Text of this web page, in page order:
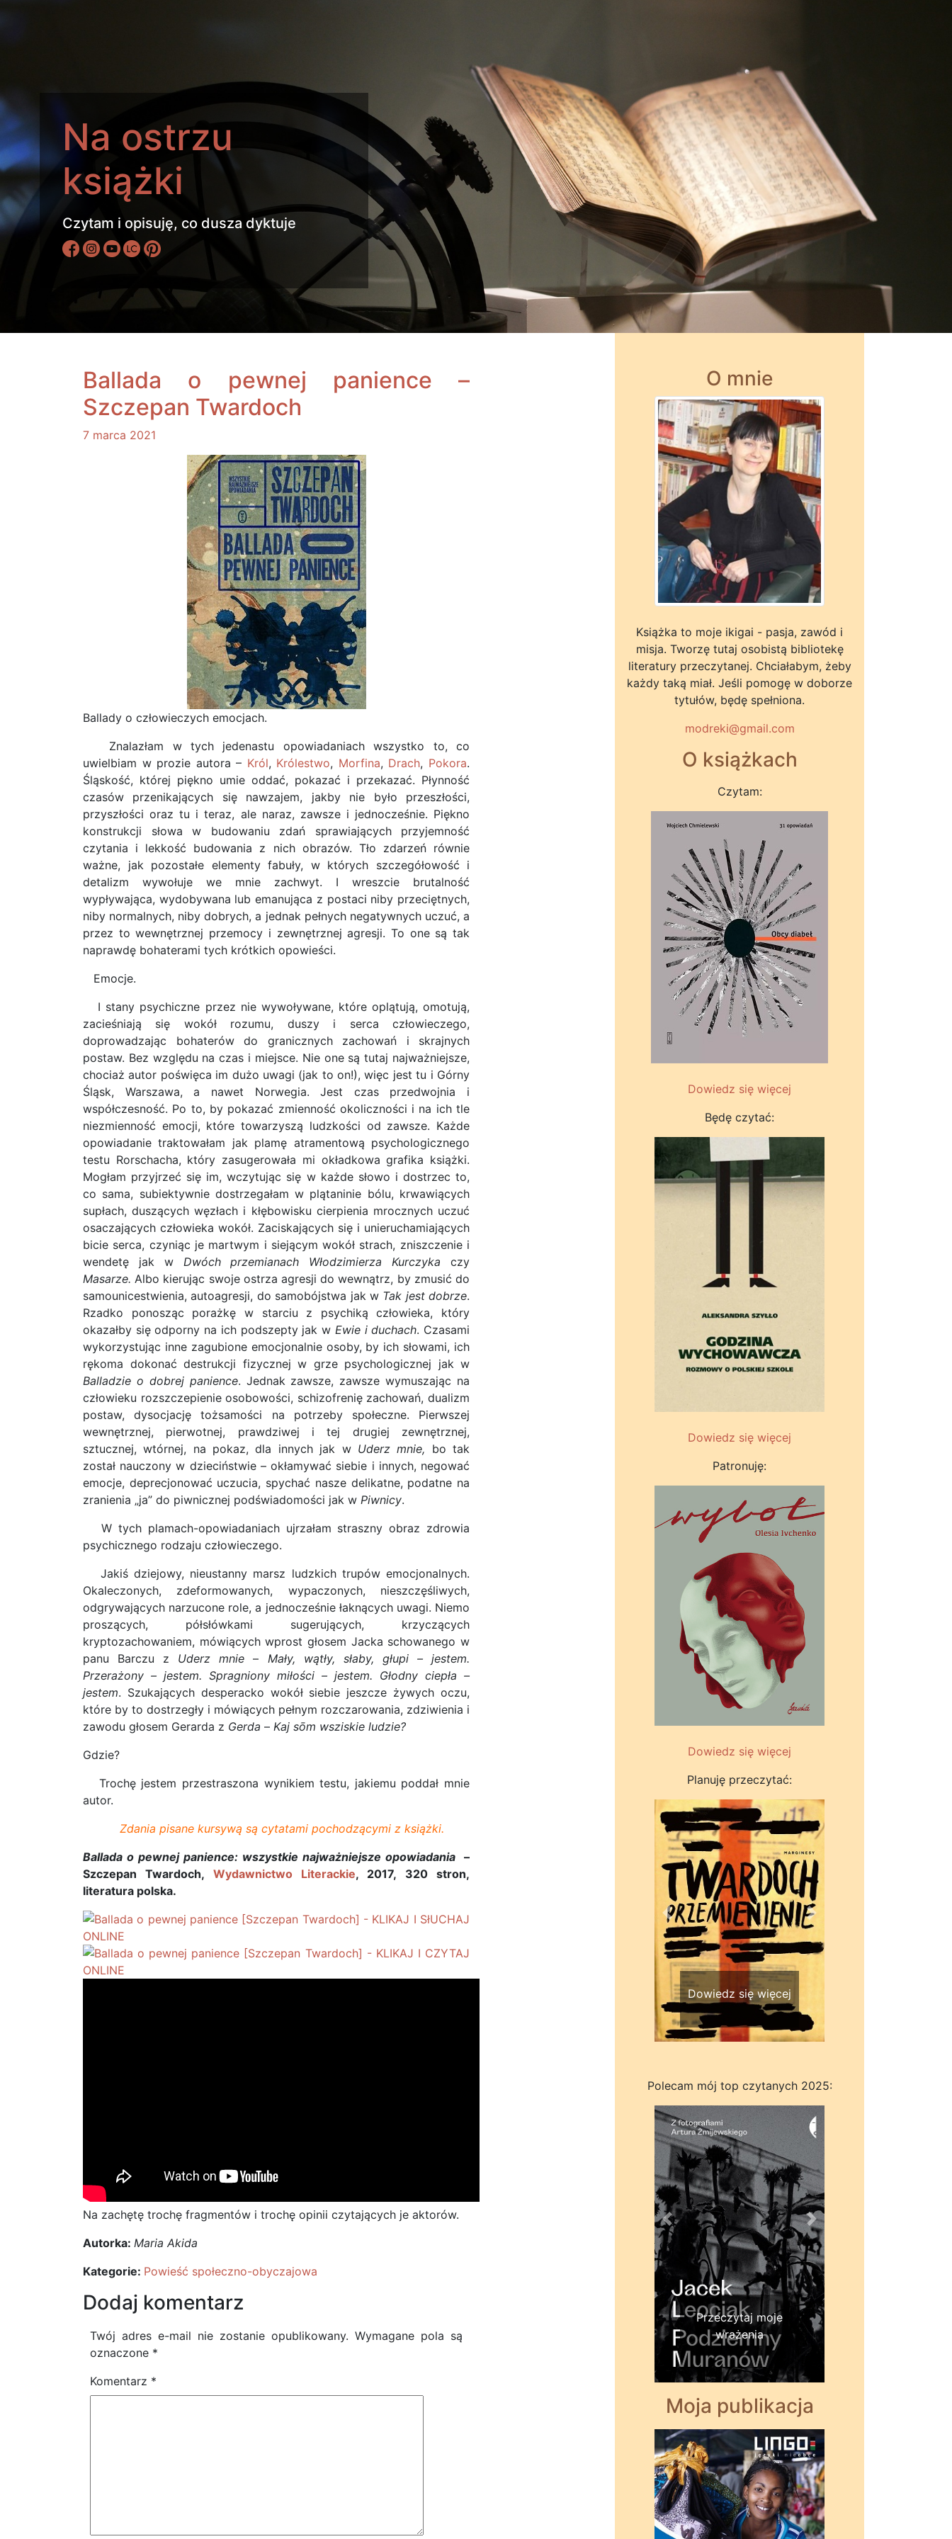
Na ostrzu
książki
Czytam i opisuję, co dusza dyktuje
Ballada o pewnej panience –
Szczepan Twardoch
7 marca 2021
Ballady o człowieczych emocjach.
Znalazłam w tych jedenastu opowiadaniach wszystko to, co
uwielbiam w prozie autora – Król, Królestwo, Morfina, Drach, Pokora.
Śląskość, której piękno umie oddać, pokazać i przekazać. Płynność
czasów przenikających się nawzajem, jakby nie było przeszłości,
przyszłości oraz tu i teraz, ale naraz, zawsze i jednocześnie. Piękno
konstrukcji słowa w budowaniu zdań sprawiających przyjemność
czytania i lekkość budowania z nich obrazów. Tło zdarzeń równie
ważne, jak pozostałe elementy fabuły, w których szczegółowość i
detalizm wywołuje we mnie zachwyt. I wreszcie brutalność
wypływająca, wydobywana lub emanująca z postaci niby przeciętnych,
niby normalnych, niby dobrych, a jednak pełnych negatywnych uczuć, a
przez to wewnętrznej przemocy i zewnętrznej agresji. To one są tak
naprawdę bohaterami tych krótkich opowieści.
Emocje.
I stany psychiczne przez nie wywoływane, które oplątują, omotują,
zacieśniają się wokół rozumu, duszy i serca człowieczego,
doprowadzając bohaterów do granicznych zachowań i skrajnych
postaw. Bez względu na czas i miejsce. Nie one są tutaj najważniejsze,
chociaż autor poświęca im dużo uwagi (jak to on!), więc jest tu i Górny
Śląsk, Warszawa, a nawet Norwegia. Jest czas przedwojnia i
współczesność. Po to, by pokazać zmienność okoliczności i na ich tle
niezmienność emocji, które towarzyszą ludzkości od zawsze. Każde
opowiadanie traktowałam jak plamę atramentową psychologicznego
testu Rorschacha, który zasugerowała mi okładkowa grafika książki.
Mogłam przyjrzeć się im, wczytując się w każde słowo i dostrzec to,
co sama, subiektywnie dostrzegałam w plątaninie bólu, krwawiących
supłach, duszących węzłach i kłębowisku cierpienia mrocznych uczuć
osaczających człowieka wokół. Zaciskających się i unieruchamiających
bicie serca, czyniąc je martwym i siejącym wokół strach, zniszczenie i
wendetę jak w Dwóch przemianach Włodzimierza Kurczyka czy
Masarze.Albo kierując swoje ostrza agresji do wewnątrz, by zmusić do
samounicestwienia, autoagresji, do samobójstwa jak w Tak jest dobrze.
Rzadko ponosząc porażkę w starciu z psychiką człowieka, który
okazałby się odporny na ich podszepty jak w Ewie i duchach. Czasami
wykorzystując inne zagubione emocjonalnie osoby, by ich słowami, ich
rękoma dokonać destrukcji fizycznej w grze psychologicznej jak w
Balladzie o dobrej panience. Jednak zawsze, zawsze wymuszając na
człowieku rozszczepienie osobowości, schizofrenię zachowań, dualizm
postaw, dysocjację tożsamości na potrzeby społeczne. Pierwszej
wewnętrznej, pierwotnej, prawdziwej i tej drugiej zewnętrznej,
sztucznej, wtórnej, na pokaz, dla innych jak w Uderz mnie, bo tak
został nauczony w dzieciństwie – okłamywać siebie i innych, negować
emocje, deprecjonować uczucia, spychać nasze delikatne, podatne na
zranienia „ja” do piwnicznej podświadomości jak w Piwnicy.
W tych plamach-opowiadaniach ujrzałam straszny obraz zdrowia
psychicznego rodzaju człowieczego.
Jakiś dziejowy, nieustanny marsz ludzkich trupów emocjonalnych.
Okaleczonych, zdeformowanych, wypaczonych, nieszczęśliwych,
odgrywających narzucone role, a jednocześnie łaknących uwagi. Niemo
proszących, półsłówkami sugerujących, krzyczących
kryptozachowaniem, mówiących wprost głosem Jacka schowanego w
panu Barczu z Uderz mnie – Mały, wątły, słaby, głupi – jestem.
Przerażony – jestem. Spragniony miłości – jestem. Głodny ciepła –
jestem. Szukających desperacko wokół siebie jeszcze żywych oczu,
które by to dostrzegły i mówiących pełnym rozczarowania, zdziwienia i
zawodu głosem Gerarda z Gerda – Kaj sōm wsziskie ludzie?
Gdzie?
Trochę jestem przestraszona wynikiem testu, jakiemu poddał mnie
autor.
Zdania pisane kursywą są cytatami pochodzącymi z książki.
Ballada o pewnej panience: wszystkie najważniejsze opowiadania –
Szczepan Twardoch, Wydawnictwo Literackie, 2017, 320 stron,
literatura polska.
Na zachętę trochę fragmentów i trochę opinii czytających je aktorów.
Autorka: Maria Akida
Kategorie: Powieść społeczno-obyczajowa
Dodaj komentarz
Twój adres e-mail nie zostanie opublikowany. Wymagane pola są
oznaczone *
Komentarz *
O mnie
Książka to moje ikigai - pasja, zawód i
misja. Tworzę tutaj osobistą bibliotekę
literatury przeczytanej. Chciałabym, żeby
każdy taką miał. Jeśli pomogę w doborze
tytułów, będę spełniona.
modreki@gmail.com
O książkach
Czytam:
Dowiedz się więcej
Będę czytać:
Dowiedz się więcej
Patronuję:
Dowiedz się więcej
Planuję przeczytać:
Dowiedz się więcej
Wstecz Dalej
Polecam mój top czytanych 2025:
Przeczytaj moje
wrażenia
Wstecz Dalej
Moja publikacja